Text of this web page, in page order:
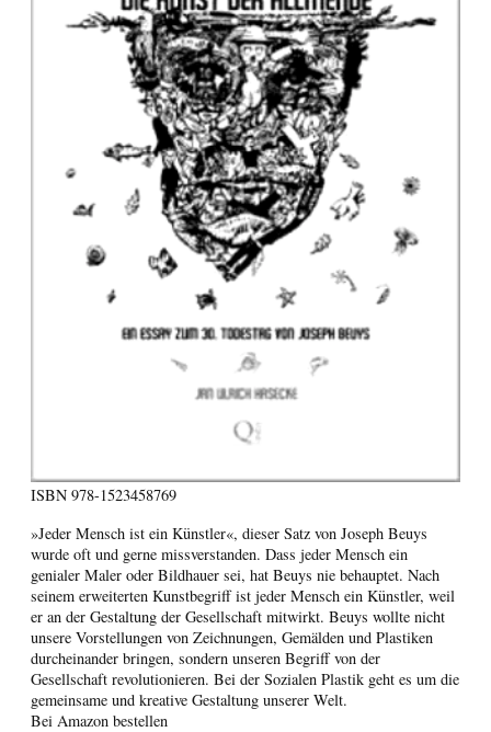
ISBN 978-1523458769
»Jeder Mensch ist ein Künstler«, dieser Satz von Joseph Beuys
wurde oft und gerne missverstanden. Dass jeder Mensch ein
genialer Maler oder Bildhauer sei, hat Beuys nie behauptet. Nach
seinem erweiterten Kunstbegriff ist jeder Mensch ein Künstler, weil
er an der Gestaltung der Gesellschaft mitwirkt. Beuys wollte nicht
unsere Vorstellungen von Zeichnungen, Gemälden und Plastiken
durcheinander bringen, sondern unseren Begriff von der
Gesellschaft revolutionieren. Bei der Sozialen Plastik geht es um die
gemeinsame und kreative Gestaltung unserer Welt.
Bei Amazon bestellen